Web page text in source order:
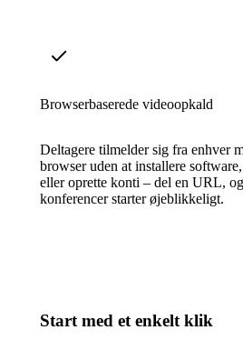
Browserbaserede videoopkald
Deltagere tilmelder sig fra enhver
browser uden at installere
eller oprette konti – del en URL, og
konferencer starter øjeblikkeligt.
Start med et enkelt klik